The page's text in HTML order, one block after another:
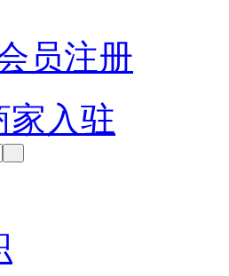
员注册
家入驻